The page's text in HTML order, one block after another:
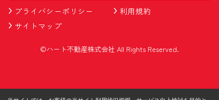
プライバシーポリシー
利用規約
サイトマップ
©ハート不動産株式会社 All Rights Reserved.